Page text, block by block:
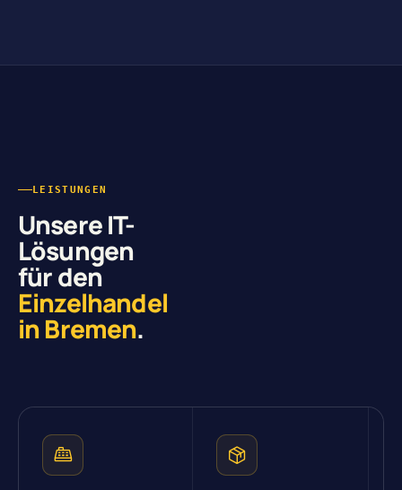
LEISTUNGEN
Unsere IT-
Lösungen
für den
Einzelhandel
in Bremen.